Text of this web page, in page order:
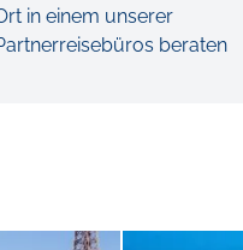
in einem unserer
beraten